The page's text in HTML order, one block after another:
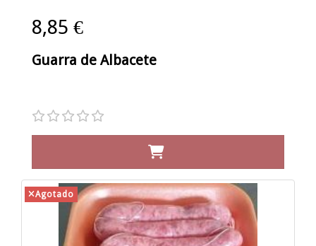
8,85 €
Guarra de Albacete
Agotado